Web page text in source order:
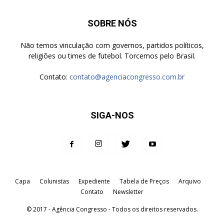
SOBRE NÓS
Não temos vinculação com governos, partidos políticos,
religiões ou times de futebol. Torcemos pelo Brasil.
Contato: contato@agenciacongresso.com.br
SIGA-NOS
Capa Colunistas Expediente Tabela de Preços
Arquivo
Contato
Newsletter
© 2017 - Agência Congresso - Todos os direitos reservados.